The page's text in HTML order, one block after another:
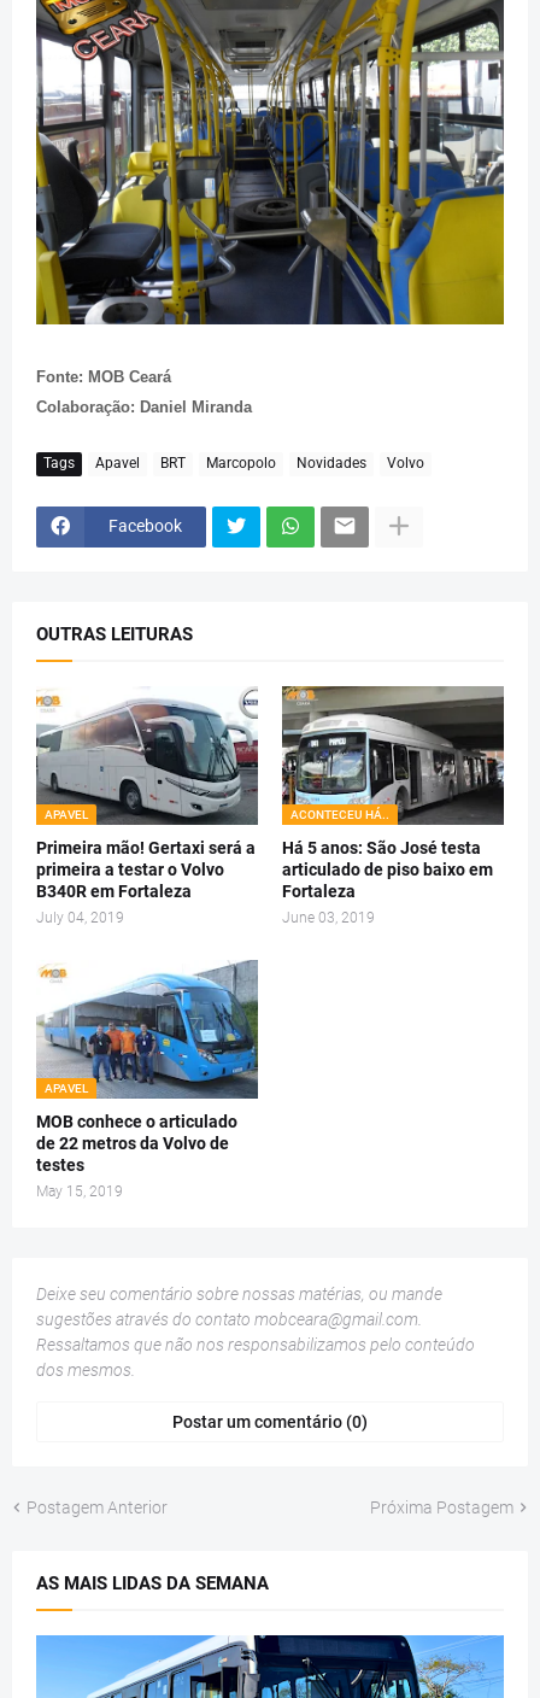
Fonte: MOB Ceará
Colaboração: Daniel Miranda
Tags Apavel BRT Marcopolo Novidades Volvo
Facebook
OUTRAS LEITURAS
APAVEL
Primeira mão! Gertaxi será a
primeira a testar o Volvo
B340R em Fortaleza
July 04, 2019
ACONTECEU HÁ..
Há 5 anos: São José testa
articulado de piso baixo em
Fortaleza
June 03, 2019
APAVEL
MOB conhece o articulado
de 22 metros da Volvo de
testes
May 15, 2019
Deixe seu comentário sobre nossas matérias, ou mande
sugestões através do contato mobceara@gmail.com
Ressaltamos que não nos responsabilizamos pelo conteúdo
dos mesmos.
Postar um comentário (0)
Postagem Anterior Próxima Postagem
AS MAIS LIDAS DA SEMANA